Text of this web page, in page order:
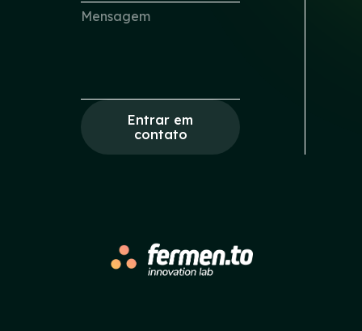
Entrar em
contato